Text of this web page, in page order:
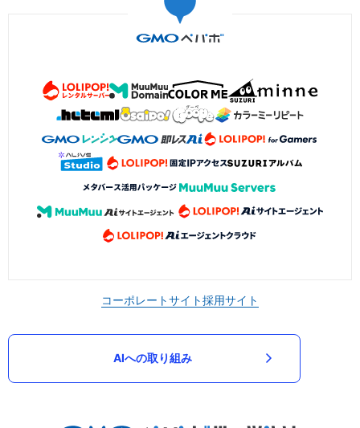
コーポレートサイト採用サイト
AIへの取り組み